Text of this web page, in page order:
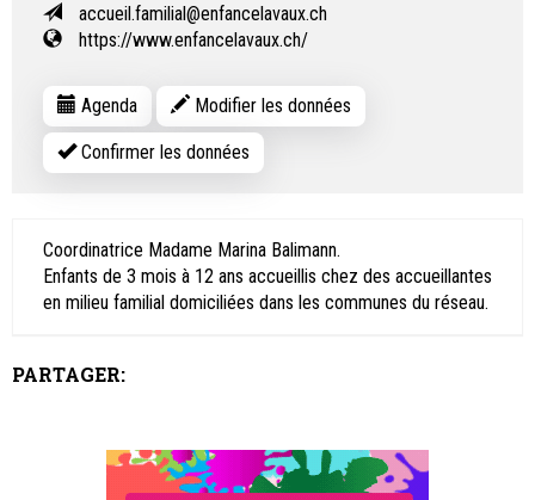
accueil.familial@enfancelavaux.ch
https://www.enfancelavaux.ch/
Agenda Modifier les données
Confirmer les données
Coordinatrice Madame Marina Balimann.
Enfants de 3 mois à 12 ans accueillis chez des accueillantes
en milieu familial domiciliées dans les communes du réseau.
PARTAGER: